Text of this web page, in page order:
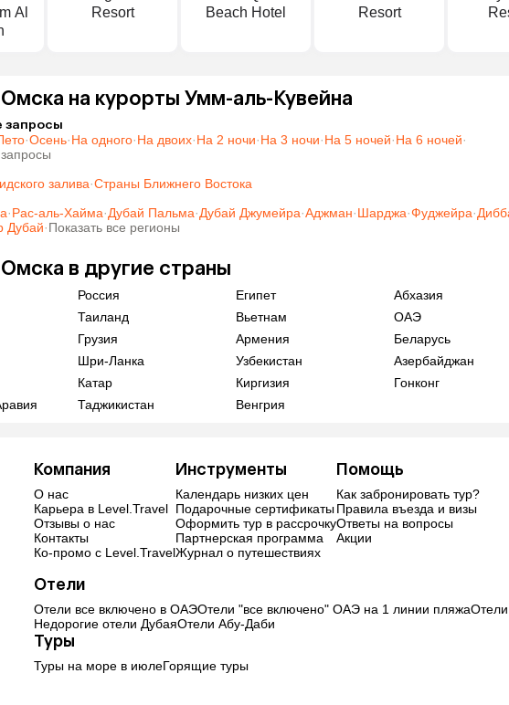
Al
Resort
Beach Hotel
Resort
на курорты Умм-аль-Кувейна
запросы
·Осень·На одного·На двоих·На 2 ночи·На 3 ночи·На 5 ночей·На 6 ночей·
залива·Страны Ближнего Востока
·Рас-аль-Хайма·Дубай Пальма·Дубай Джумейра·Аджман·Шарджа·Фуджейра·
Дубай·Показать все регионы
в другие страны
Россия Египет
Абхазия
Таиланд Вьетнам
ОАЭ
Грузия Армения
Беларусь
Шри-Ланка Узбекистан
Азербайджан
Катар Киргизия
Гонконг
Таджикистан Венгрия
Компания
О нас
Карьера в Level.Travel
Отзывы о нас
Контакты
Ко-промо с Level.Travel
Инструменты
Календарь низких цен
Подарочные сертификаты
Оформить тур в рассрочку
Партнерская программа
Журнал о путешествиях
Помощь
Как забронировать тур?
Правила въезда и визы
Ответы на вопросы
Акции
Отели
Отели все включено в ОАЭОтели "все включено" ОАЭ на 1 линии пляжа
Недорогие отели ДубаяОтели Абу-Даби
Туры
Туры на море в июлеГорящие туры